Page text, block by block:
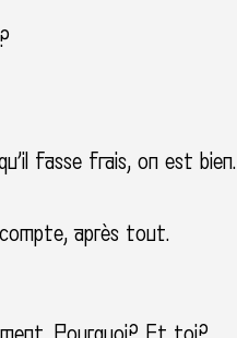
fasse frais, on est bien.
après tout.